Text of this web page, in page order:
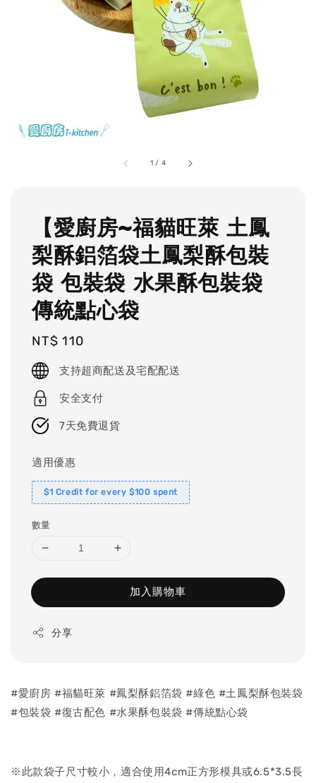
1 / 4
【愛廚房~福貓旺萊 土鳳
梨酥鋁箔袋土鳳梨酥包裝
袋 包裝袋 水果酥包裝袋
傳統點心袋
Regular
price
NT$ 110
支持超商配送及宅配配送
安全支付
7天免費退貨
適用優惠
$1 Credit for every $100 spent
數量
加入購物車
分享
#愛廚房 #福貓旺萊 #鳳梨酥鋁箔袋 #綠色 #土鳳梨酥包裝袋
#包裝袋 #復古配色 #水果酥包裝袋 #傳統點心袋
※此款袋子尺寸較小，適合使用4cm正方形模具或6.5*3.5長